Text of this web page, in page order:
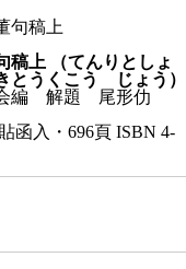
稿上
（てんりとしょ
うくこう じょう）
会編 解題 尾形仂
函入・696頁 ISBN 4-